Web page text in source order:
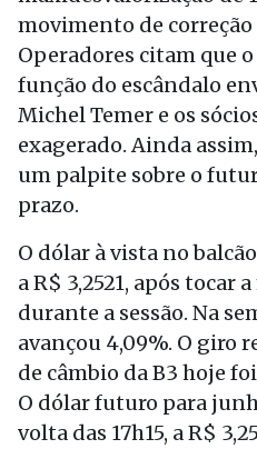
movimento de correção
Operadores citam que
função do escândalo
Michel Temer e os
exagerado. Ainda
um palpite sobre o
prazo.
O dólar à vista no
a R$ 3,2521, após tocar
durante a sessão. Na
avançou 4,09%. O giro
de câmbio da B3 hoje
O dólar futuro para
volta das 17h15, a R$